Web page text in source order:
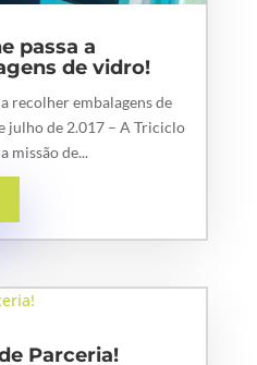
passa a
de vidro!
recolher embalagens de
de 2.017 – A Triciclo
missão de...
Parceria!